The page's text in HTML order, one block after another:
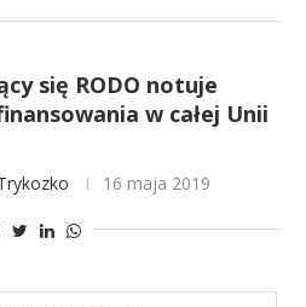
się RODO notuje
w całej Unii
16 maja 2019